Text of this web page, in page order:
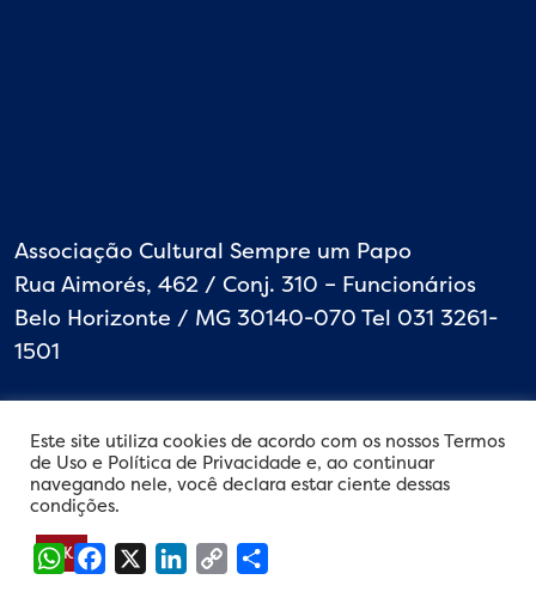
Associação Cultural Sempre um Papo
Rua Aimorés, 462 / Conj. 310 – Funcionários
Belo Horizonte / MG 30140-070 Tel 031 3261-
1501
© Copyright - Desenvolvido por websytes
WhatsApp
Facebook
X LinkedIn
Copy
Link
Este site utiliza cookies de acordo com os nossos Termos
de Uso e Política de Privacidade e, ao continuar
navegando nele, você declara estar ciente dessas
condições.
OK